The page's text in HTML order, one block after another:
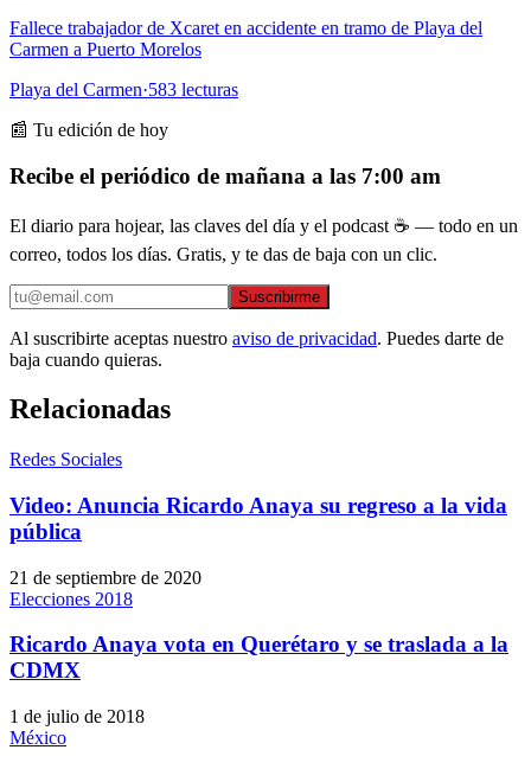
Fallece trabajador de Xcaret en accidente en tramo de Playa del
Carmen a Puerto Morelos
Playa del Carmen·583 lecturas
📰 Tu edición de hoy
Recibe el periódico de mañana a las 7:00 am
El diario para hojear, las claves del día y el podcast ☕ — todo en un
correo, todos los días. Gratis, y te das de baja con un clic.
Suscribirme
Al suscribirte aceptas nuestro aviso de privacidad. Puedes darte de
baja cuando quieras.
Relacionadas
Redes Sociales
Video: Anuncia Ricardo Anaya su regreso a la vida
pública
21 de septiembre de 2020
Elecciones 2018
Ricardo Anaya vota en Querétaro y se traslada a la
CDMX
1 de julio de 2018
México